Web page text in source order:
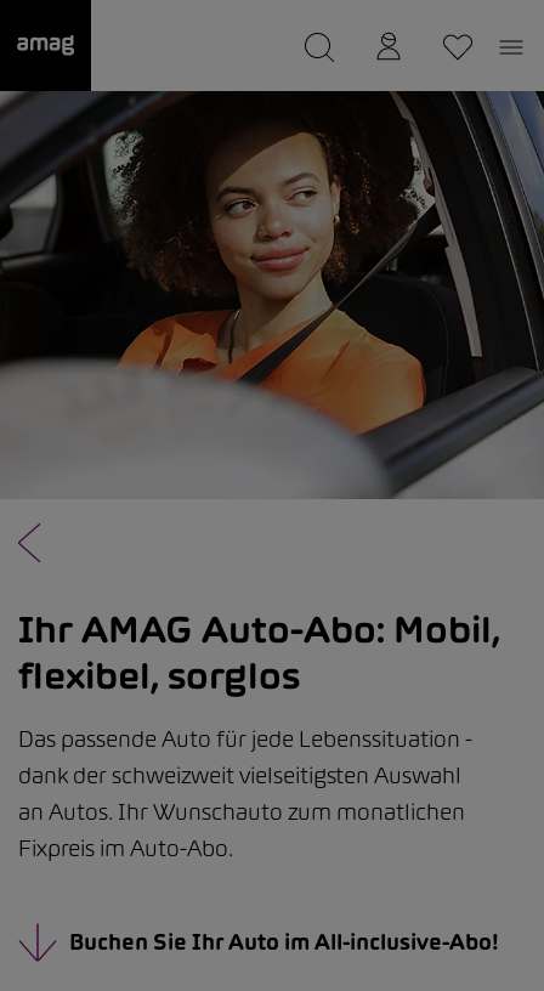
wurde als Ihre Garage gespeichert.
Ihr AMAG Auto-Abo: Mobil,
flexibel, sorglos
Das passende Auto für jede Lebenssituation -
dank der schweizweit vielseitigsten Auswahl
an Autos. Ihr Wunschauto zum monatlichen
Fixpreis im Auto-Abo.
Buchen Sie Ihr Auto im All-inclusive-Abo!